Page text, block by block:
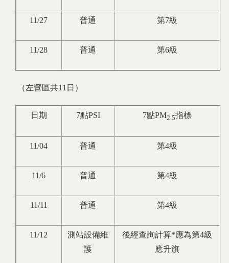
11/27 普通 第7級
11/28 普通 第6級
（左營區共11日）
日期 7點PSI 7點PM2.5指標
11/04 普通 第4級
11/6 普通 第4級
11/11 普通 第4級
11/12
測站設備維
護
後經查詢計算*應為第4級
應升旗